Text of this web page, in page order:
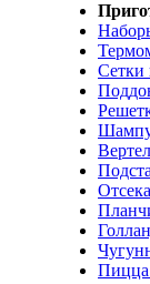
Сетки
Пицца